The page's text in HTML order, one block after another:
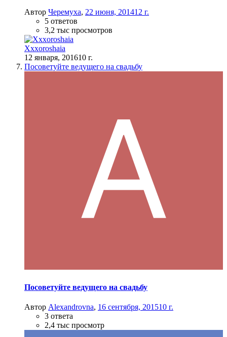
Автор Черемуха, 22 июня, 201412 г.
5 ответов
3,2 тыс просмотров
Xxxoroshaia
12 января, 201610 г.
Посоветуйте ведущего на свадьбу
Посоветуйте ведущего на свадьбу
Автор Alexandrovna, 16 сентября, 201510 г.
3 ответа
2,4 тыс просмотр